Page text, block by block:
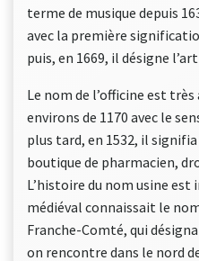
terme de musique depuis
avec la première
puis, en 1669, il désigne
Le nom de l’officine est
environs de 1170 avec le
plus tard, en 1532, il signifia
boutique de pharmacien,
L’histoire du nom usine
médiéval connaissait le
Franche-Comté, qui
on rencontre dans le nord